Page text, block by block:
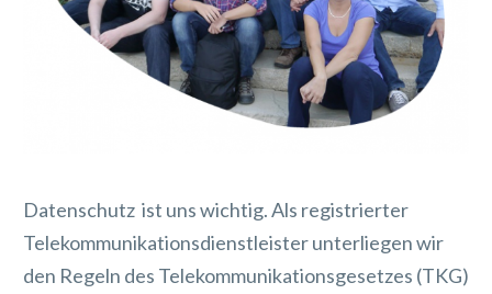
Datenschutz ist uns wichtig. Als registrierter
Telekommunikationsdienstleister unterliegen wir
den Regeln des Telekommunikationsgesetzes (TKG)